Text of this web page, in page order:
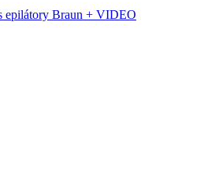
epilátory Braun + VIDEO